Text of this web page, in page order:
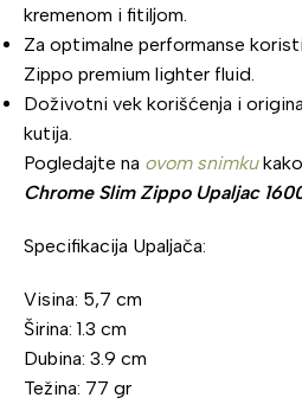
kremenom i fitiljom.
Za optimalne performanse
Zippo premium lighter fluid.
Doživotni vek korišćenja i
kutija.
Pogledajte na ovom snimku
Chrome Slim Zippo Upaljac
Specifikacija Upaljača:
Visina: 5,7 cm
Širina: 1.3 cm
Dubina: 3.9 cm
Težina: 77 gr